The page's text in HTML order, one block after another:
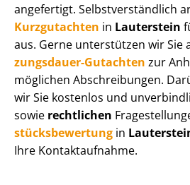
angefertigt. Selbst­ver­ständ­lich
Kurzgutachten in Lauterstein
aus. Gerne unterstützen wir Sie
zungs­dau­er-Gutachten zur
möglichen Abschreibungen.
wir Sie kostenlos und
sowie rechtlichen
stücks­be­wer­tung in
Ihre Kontaktaufnahme.